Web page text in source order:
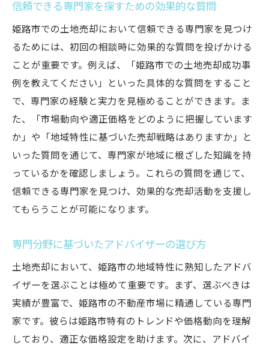
地域市場に基づいた価格設定の手法
価格交渉を成功させるための事前準備
プロの視点で見る価格設定の成功事例
価格設定の落とし穴とその回避策
市場分析を基にした競争力のある価格設定
競争に勝つためのプロモーション戦略姫路市の
土地売却での成功事例を紹介
オンラインとオフラインのプロモーション
融合法
競争優位を築くためのブランディング手法
情報発信力を高めるプロモーションツール
活用法
信頼できる専門家を探すための効果的な質問
姫路市での土地売却において信頼できる専門家を見つけ
るためには、初回の相談時に効果的な質問を投げかける
ことが重要です。例えば、「姫路市での土地売却成功事
例を教えてください」といった具体的な質問をすること
で、専門家の経験と実力を見極めることができます。ま
た、「市場動向や適正価格をどのように把握しています
か」や「地域特性に基づいた売却戦略はありますか」と
いった質問を通じて、専門家が地域に根ざした知識を持
っているかを確認しましょう。これらの質問を通じて、
信頼できる専門家を見つけ、効果的な売却活動を支援し
てもらうことが可能になります。
専門分野に基づいたアドバイザーの選び方
土地売却において、姫路市の地域特性に熟知したアドバ
イザーを選ぶことは極めて重要です。まず、選ぶべきは
実績が豊富で、姫路市の不動産市場に精通している専門
家です。彼らは姫路市特有のトレンドや価格動向を理解
しており、適正な価格設定を助けます。次に、アドバイ